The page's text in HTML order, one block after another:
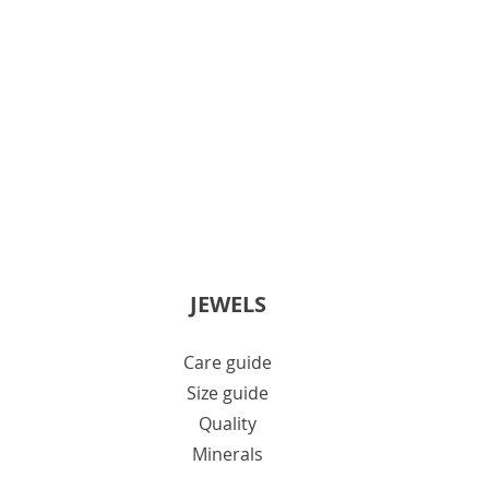
JEWELS
Care guide
Size guide
Quality
Minerals